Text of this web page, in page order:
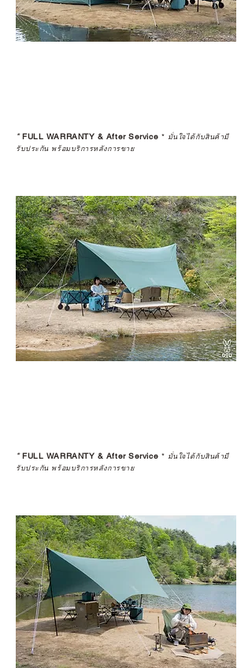
*FULL WARRANTY & After Service * มั่นใจได้กับสินค้ามี
รับประกัน พร้อมบริการหลังการขาย
*FULL WARRANTY & After Service * มั่นใจได้กับสินค้ามี
รับประกัน พร้อมบริการหลังการขาย